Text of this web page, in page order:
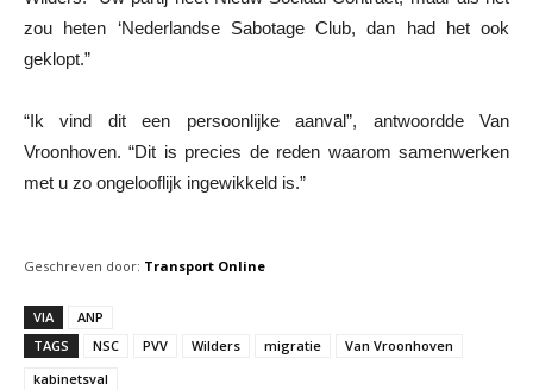
zou heten ‘Nederlandse Sabotage Club, dan had het ook
geklopt.”
“Ik vind dit een persoonlijke aanval”, antwoordde Van
Vroonhoven. “Dit is precies de reden waarom samenwerken
met u zo ongelooflijk ingewikkeld is.”
Geschreven door: Transport Online
VIA
ANP
TAGS
NSC PVV Wilders migratie
Van Vroonhoven
kabinetsval